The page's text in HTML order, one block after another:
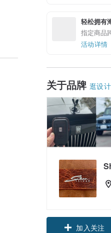
轻松拥有
指定商品
活动详情
关于品牌 逛设
加入关注